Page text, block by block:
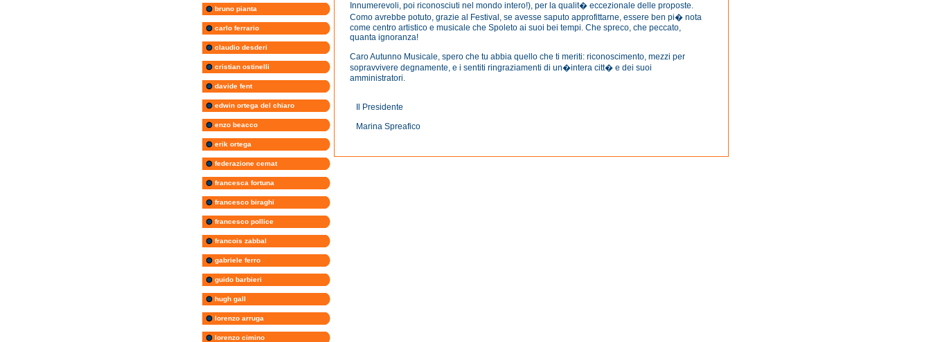
bruno pianta
carlo ferrario
claudio desderi
cristian ostinelli
davide fent
edwin ortega del chiaro
enzo beacco
erik ortega
federazione cemat
francesca fortuna
francesco biraghi
francesco pollice
francois zabbal
gabriele ferro
guido barbieri
hugh gall
lorenzo arruga
lorenzo cimino
Innumerevoli, poi riconosciuti nel mondo intero!), per la qualit� eccezionale delle proposte.
Como avrebbe potuto, grazie al Festival, se avesse saputo approfittarne, essere ben pi� nota
come centro artistico e musicale che Spoleto ai suoi bei tempi. Che spreco, che peccato,
quanta ignoranza!
Caro Autunno Musicale, spero che tu abbia quello che ti meriti: riconoscimento, mezzi per
sopravvivere degnamente, e i sentiti ringraziamenti di un�intera citt� e dei suoi
amministratori.
Il Presidente
Marina Spreafico